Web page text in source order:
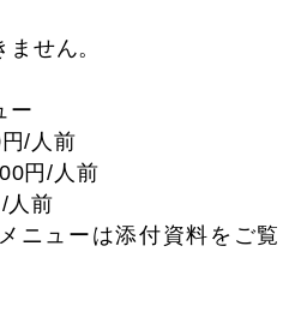
せん。
ー
/人前
円/人前
人前
ニューは添付資料をご覧